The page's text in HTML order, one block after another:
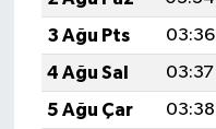
3 Ağu Pts
03:36
4 Ağu Sal
03:37
5 Ağu Çar
03:38